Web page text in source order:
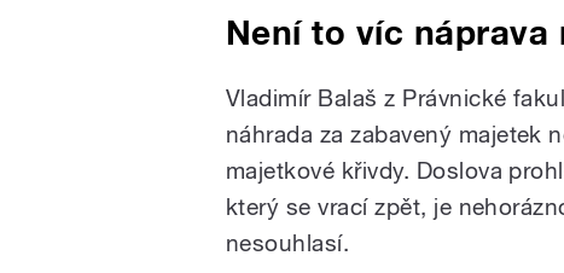
Není to víc
Vladimír Balaš z Právnické
náhrada za zabavený majetek
majetkové křivdy. Doslova
který se vrací zpět, je
nesouhlasí.